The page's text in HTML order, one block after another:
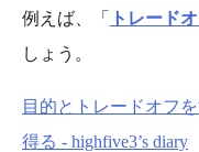
例えば、「 トレード
しょう。
目的とトレードオフ
得る - highfive3’s diary